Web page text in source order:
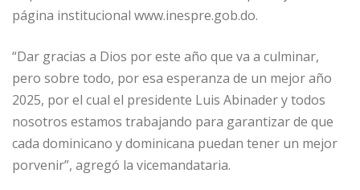
página institucional www.inespre.gob.do.
“Dar gracias a Dios por este año que va a culminar,
pero sobre todo, por esa esperanza de un mejor año
2025, por el cual el presidente Luis Abinader y todos
nosotros estamos trabajando para garantizar de que
cada dominicano y dominicana puedan tener un mejor
porvenir”, agregó la vicemandataria.